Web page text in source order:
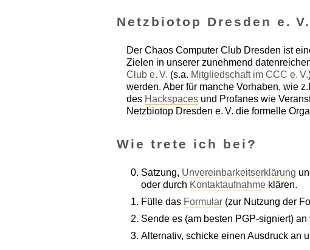
Netzbiotop Dresden e. V.
Der Chaos Computer Club Dresden ist
Zielen in unserer zunehmend
Club e. V. (s.a. Mitgliedschaft im CCC e. V.
werden. Aber für manche Vorhaben, wie
des Hackspaces und Profanes wie
Netzbiotop Dresden e. V. die formelle
Wie trete ich bei?
Satzung, Unvereinbarkeitserklärung
oder durch Kontaktaufnahme klären.
Fülle das Formular (zur Nutzung der
Sende es (am besten PGP-signiert) an
Alternativ, schicke einen Ausdruck an